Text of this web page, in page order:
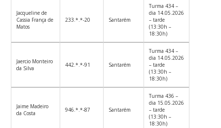
Jacqueline de
Cassia França de
Matos
233.*.*-20 Santarém
Turma 434 –
dia 14.05.2026
– tarde
(13:30h –
18:30h)
Jaercio Monteiro
da Silva
442.*.*-91 Santarém
Turma 434 –
dia 14.05.2026
– tarde
(13:30h –
18:30h)
Jaime Madeiro
da Costa
946.*.*-87 Santarém
Turma 436 –
dia 15.05.2026
– tarde
(13:30h –
18:30h)